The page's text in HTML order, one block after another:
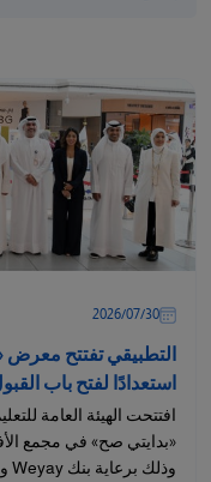
30‏/07‏/2026
التطبيقي تفتتح معرض
استعدادًا لفتح باب القبول
افتتحت الهيئة العامة
«بدايتي صح» في مجمع